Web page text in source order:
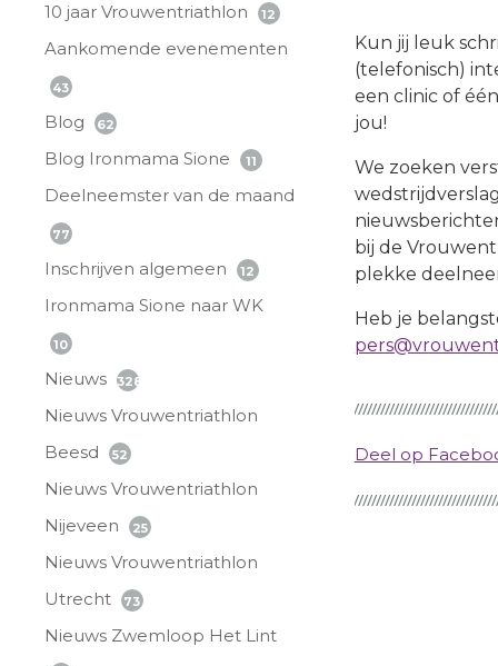
10 jaar Vrouwentriathlon 12
Aankomende evenementen
43
Blog 62
Blog Ironmama Sione 11
Deelneemster van de maand
77
Inschrijven algemeen 12
Ironmama Sione naar WK
10
Nieuws 328
Nieuws Vrouwentriathlon
Beesd
52
Nieuws Vrouwentriathlon
Nijeveen
25
Nieuws Vrouwentriathlon
Utrecht
73
Nieuws Zwemloop Het Lint
Kun jij leuk
(telefonisch)
een clinic of
jou!
We zoeken
bij de
plekke
Heb je
Deel op